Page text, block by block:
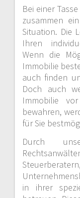
Bei einer
zusammen
Situation. Die
Ihren
Wenn die
Immobilie
auch finden
Doch auch
Immobilie
bewahren,
für Sie
Durch
in ihrer